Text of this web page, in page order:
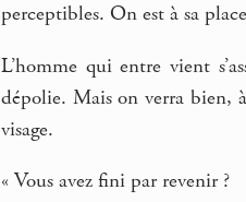
perceptibles. On est à sa
L’homme qui entre vient
dépolie. Mais on verra bien,
visage.
« Vous avez fini par revenir ?